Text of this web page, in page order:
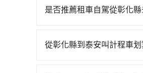
是否推薦租車自駕從彰化縣
Yaris、Nissan Kicks，一
從彰化縣到泰安叫計程車划